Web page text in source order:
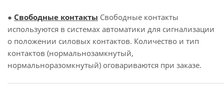
● Свободные контакты Свободные контакты
используются в системах автоматики для сигнализации
о положении силовых контактов. Количество и тип
контактов (нормальнозамкнутый,
нормальноразомкнутый) оговариваются при заказе.